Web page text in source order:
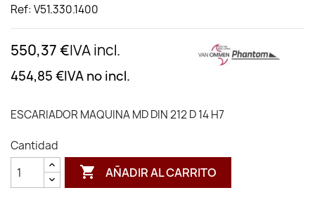
Ref: V51.330.1400
550,37 €IVA incl.
454,85 €IVA no incl.
ESCARIADOR MAQUINA MD DIN 212 D 14 H7
Cantidad
 AÑADIR AL CARRITO